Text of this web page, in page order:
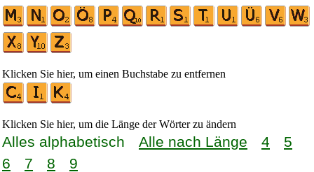
Klicken Sie hier, um einen Buchstabe zu entfernen
Klicken Sie hier, um die Länge der Wörter zu ändern
Alles alphabetisch Alle nach Länge 4
5
6
7 8 9